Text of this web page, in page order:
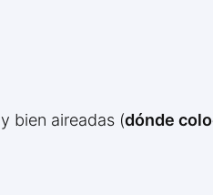
y bien aireadas (dónde